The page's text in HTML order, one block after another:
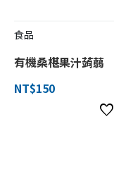
食品
有機桑椹果汁蒟蒻
NT$150
favorite